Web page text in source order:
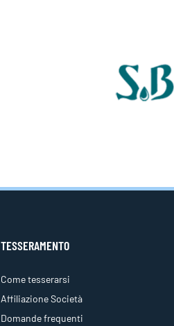
TESSERAMENTO
Come tesserarsi
Affiliazione Società
Domande frequenti